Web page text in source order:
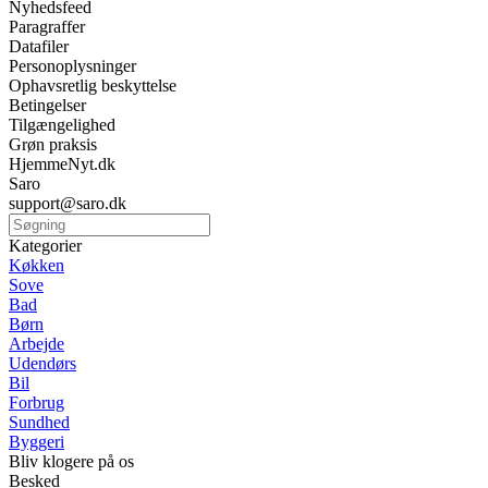
Nyhedsfeed
Paragraffer
Datafiler
Personoplysninger
Ophavsretlig beskyttelse
Betingelser
Tilgængelighed
Grøn praksis
HjemmeNyt.dk
Saro
support@saro.dk
Kategorier
Køkken
Sove
Bad
Børn
Arbejde
Udendørs
Bil
Forbrug
Sundhed
Byggeri
Bliv klogere på os
Besked